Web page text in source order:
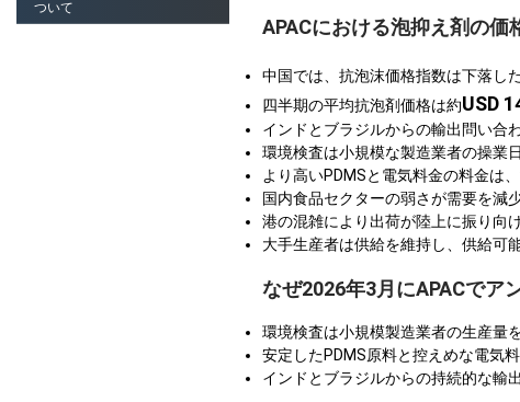
ついて
APACにおける泡抑え剤の価
中国では、抗泡沫価格指数は下落した
四半期の平均抗泡剤価格は約USD
インドとブラジルからの輸出問い合
環境検査は小規模な製造業者の操業
より高いPDMSと電気料金の料金は
国内食品セクターの弱さが需要を減
港の混雑により出荷が陸上に振り向
大手生産者は供給を維持し、供給可
なぜ2026年3月にAPACでア
環境検査は小規模製造業者の生産量
安定したPDMS原料と控えめな電気
インドとブラジルからの持続的な輸